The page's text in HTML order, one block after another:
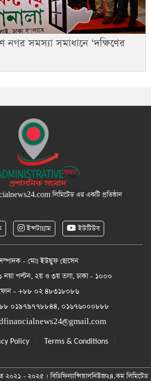
নগর সমস্যা সমাধানে ‘দক্ষিণের
লিমিটেড এর একটি প্রতিষ্ঠান
ইন্সটাগ্রাম ইউটিউব
- মোঃ ইউছুফ হোসেন
নয়া পল্টন, ২য় ও ৩য় তলা, ঢাকা - ১০০০
- +৮৮ ০২ ৪৮৩১৮০৮৬
০১৯৭৯৭৭৮৮৪৪, ০১৬৭৬০০০৮৮৮
Policy Terms & Conditions
২০২১ - ২০২৫ । বিডিফিন্যান্সিয়ালনিউজ২৪.কম লিমিটেড